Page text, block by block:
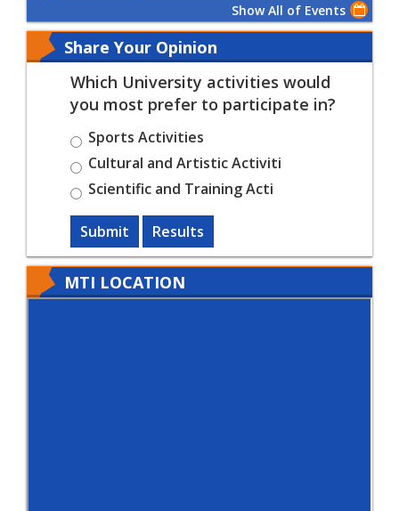
Show All of Events
Share Your Opinion
Which University activities would
you most prefer to participate in?
Sports Activities
Cultural and Artistic Activiti
Scientific and Training Acti
Submit Results
MTI LOCATION